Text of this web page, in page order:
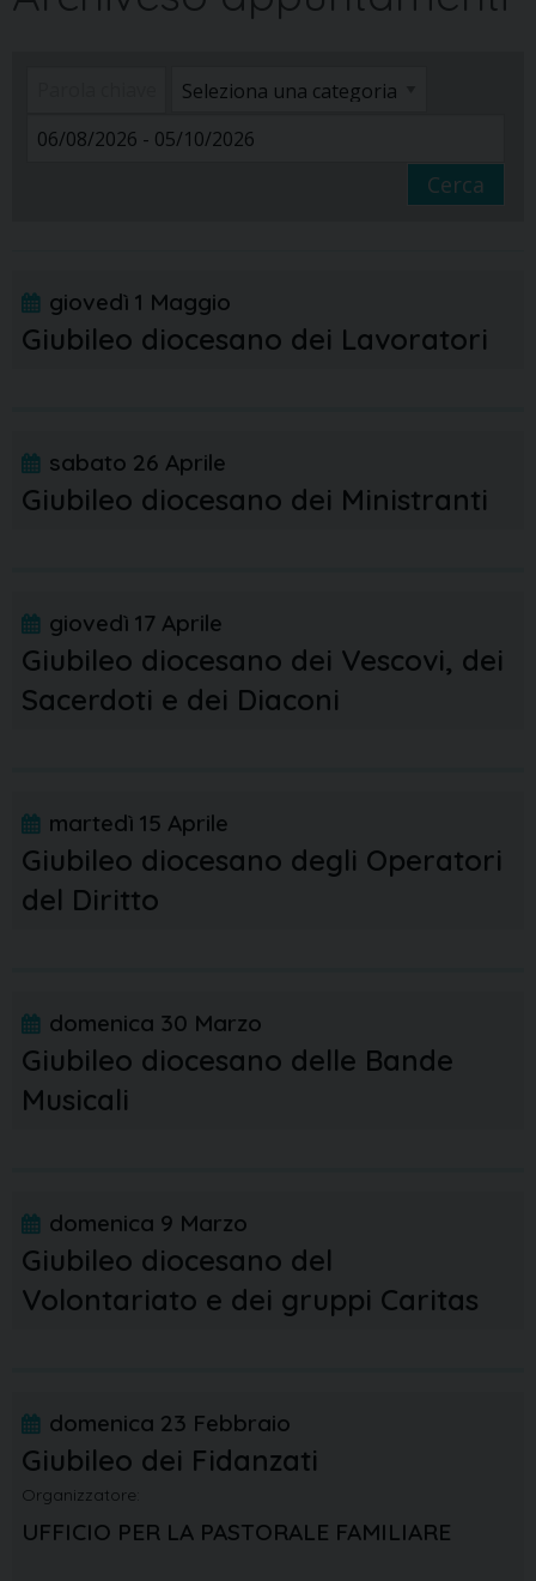
Cerca
giovedì 1 Maggio
Giubileo diocesano dei Lavoratori
sabato 26 Aprile
Giubileo diocesano dei Ministranti
giovedì 17 Aprile
Giubileo diocesano dei Vescovi, dei
Sacerdoti e dei Diaconi
martedì 15 Aprile
Giubileo diocesano degli Operatori
del Diritto
domenica 30 Marzo
Giubileo diocesano delle Bande
Musicali
domenica 9 Marzo
Giubileo diocesano del
Volontariato e dei gruppi Caritas
domenica 23 Febbraio
Giubileo dei Fidanzati
Organizzatore:
UFFICIO PER LA PASTORALE FAMILIARE